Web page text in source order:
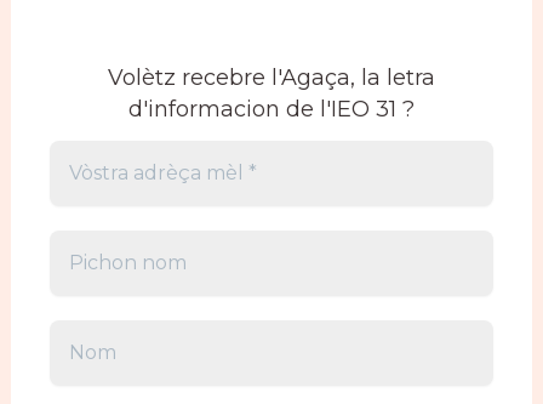
Volètz recebre l'Agaça, la letra
d'informacion de l'IEO 31 ?